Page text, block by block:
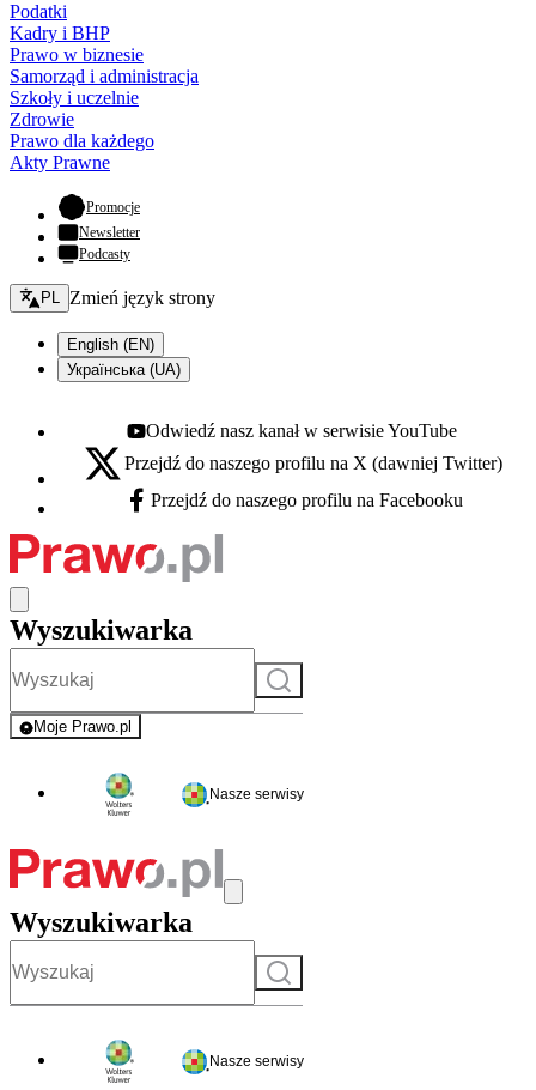
Podatki
Kadry i BHP
Prawo w biznesie
Samorząd i administracja
Szkoły i uczelnie
Zdrowie
Prawo dla każdego
Akty Prawne
Promocje- otwiera się w nowej karcie
Newsletter
Podcasty
Zmień język - bieżący:
PL Zmień język strony
English (EN)
Українська (UA)
Youtube - otwiera się w nowej karcie
Odwiedź nasz kanał w serwisie YouTube
X - otwiera się w nowej karcie
Przejdź do naszego profilu na X (dawniej Twitter)
Facebook - otwiera się w nowej karcie
Przejdź do naszego profilu na Facebooku
Wyszukiwarka
Szukaj
Moje Prawo.pl
- rejestracja i logowanie do serwisu
Nasze serwisy
Wyszukiwarka
Szukaj
Nasze serwisy